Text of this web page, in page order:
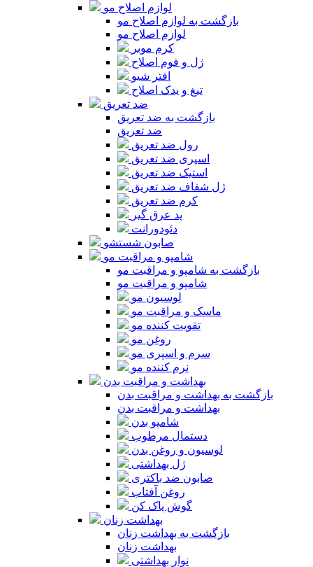
لوازم اصلاح مو
بازگشت به لوازم اصلاح مو
لوازم اصلاح مو
کرم موبر
ژل و فوم اصلاح
افتر شیو
تیغ و یدک اصلاح
ضد تعریق
بازگشت به ضد تعریق
ضد تعریق
رول ضد تعریق
اسپری ضد تعریق
استیک ضد تعریق
ژل شفاف ضد تعریق
کرم ضد تعریق
پد عرق گیر
دئودورانت
صابون شستشو
شامپو و مراقبت مو
بازگشت به شامپو و مراقبت مو
شامپو و مراقبت مو
لوسیون مو
ماسک و مراقبت مو
تقویت کننده مو
روغن مو
سرم و اسپری مو
نرم کننده مو
بهداشت و مراقبت بدن
بازگشت به بهداشت و مراقبت بدن
بهداشت و مراقبت بدن
شامپو بدن
دستمال مرطوب
لوسیون و روغن بدن
ژل بهداشتی
صابون ضد باکتری
روغن آفتاب
گوش پاک کن
بهداشت زنان
بازگشت به بهداشت زنان
بهداشت زنان
نوار بهداشتی